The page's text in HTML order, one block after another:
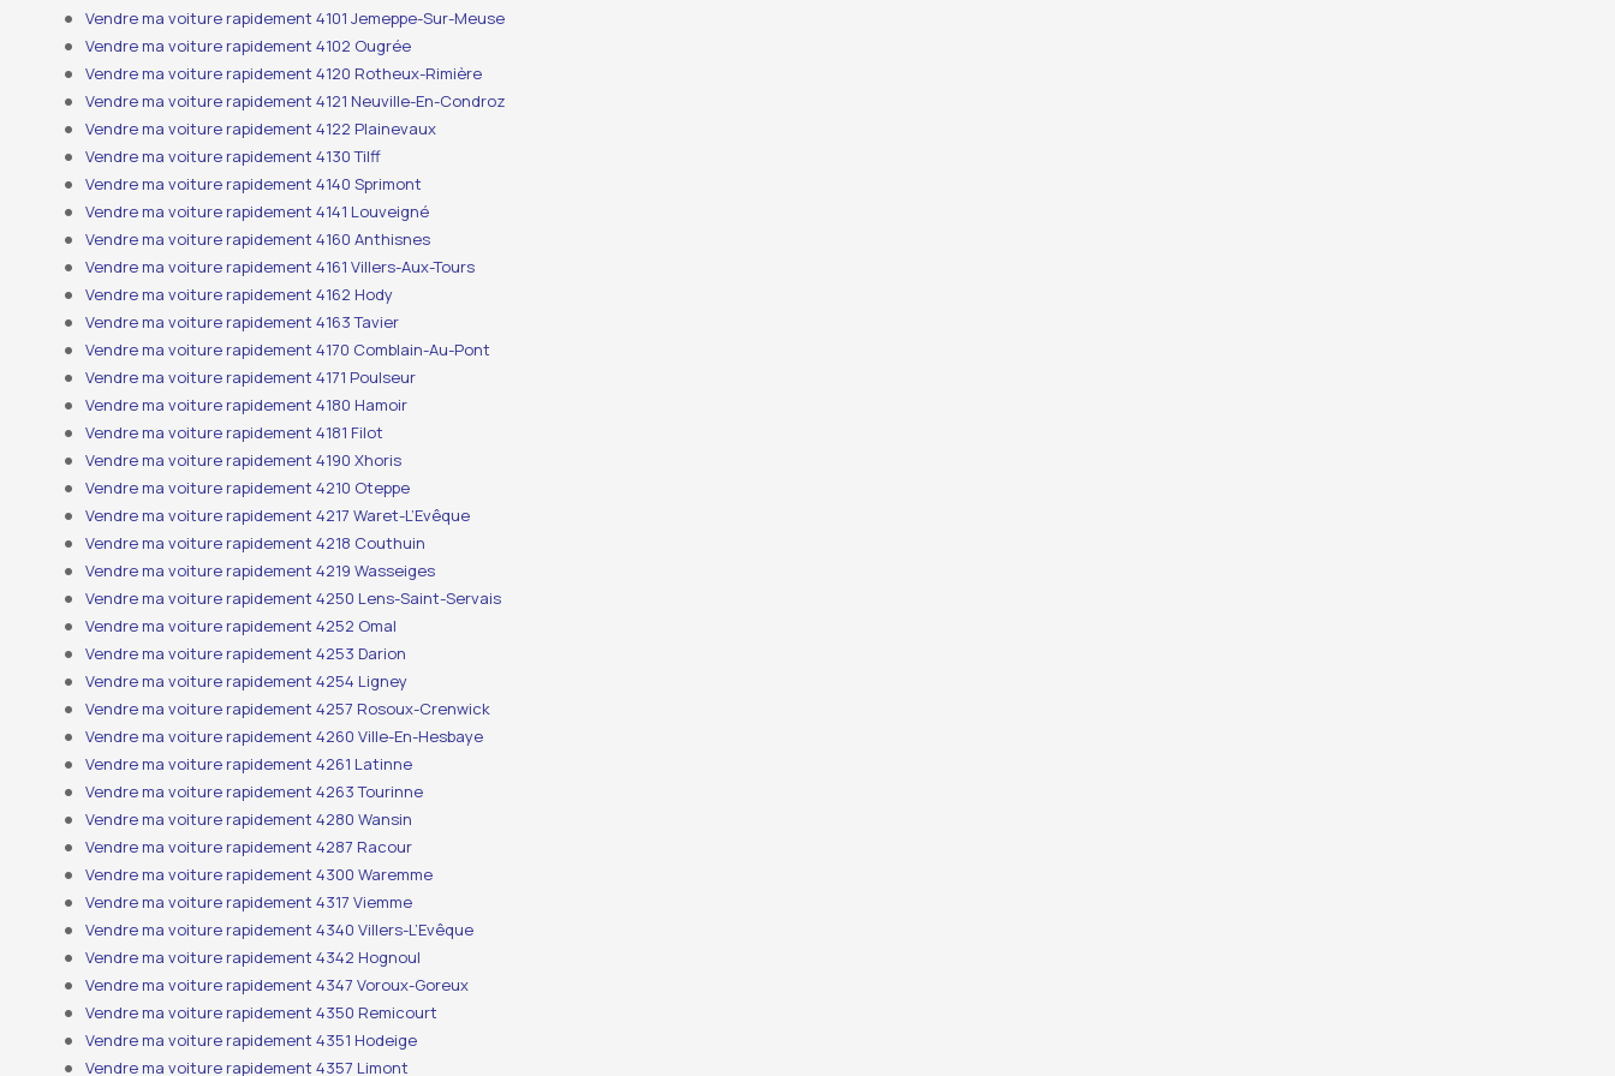
Vendre ma voiture rapidement 4101 Jemeppe-Sur-Meuse
Vendre ma voiture rapidement 4102 Ougrée
Vendre ma voiture rapidement 4120 Rotheux-Rimière
Vendre ma voiture rapidement 4121 Neuville-En-Condroz
Vendre ma voiture rapidement 4122 Plainevaux
Vendre ma voiture rapidement 4130 Tilff
Vendre ma voiture rapidement 4140 Sprimont
Vendre ma voiture rapidement 4141 Louveigné
Vendre ma voiture rapidement 4160 Anthisnes
Vendre ma voiture rapidement 4161 Villers-Aux-Tours
Vendre ma voiture rapidement 4162 Hody
Vendre ma voiture rapidement 4163 Tavier
Vendre ma voiture rapidement 4170 Comblain-Au-Pont
Vendre ma voiture rapidement 4171 Poulseur
Vendre ma voiture rapidement 4180 Hamoir
Vendre ma voiture rapidement 4181 Filot
Vendre ma voiture rapidement 4190 Xhoris
Vendre ma voiture rapidement 4210 Oteppe
Vendre ma voiture rapidement 4217 Waret-L’Evêque
Vendre ma voiture rapidement 4218 Couthuin
Vendre ma voiture rapidement 4219 Wasseiges
Vendre ma voiture rapidement 4250 Lens-Saint-Servais
Vendre ma voiture rapidement 4252 Omal
Vendre ma voiture rapidement 4253 Darion
Vendre ma voiture rapidement 4254 Ligney
Vendre ma voiture rapidement 4257 Rosoux-Crenwick
Vendre ma voiture rapidement 4260 Ville-En-Hesbaye
Vendre ma voiture rapidement 4261 Latinne
Vendre ma voiture rapidement 4263 Tourinne
Vendre ma voiture rapidement 4280 Wansin
Vendre ma voiture rapidement 4287 Racour
Vendre ma voiture rapidement 4300 Waremme
Vendre ma voiture rapidement 4317 Viemme
Vendre ma voiture rapidement 4340 Villers-L’Evêque
Vendre ma voiture rapidement 4342 Hognoul
Vendre ma voiture rapidement 4347 Voroux-Goreux
Vendre ma voiture rapidement 4350 Remicourt
Vendre ma voiture rapidement 4351 Hodeige
Vendre ma voiture rapidement 4357 Limont